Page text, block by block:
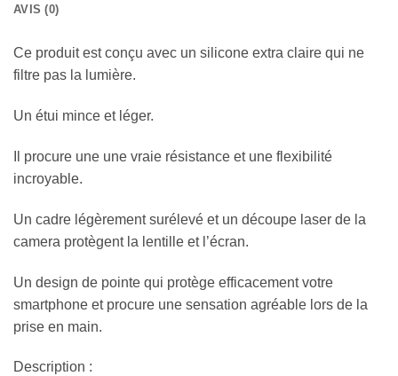
AVIS (0)
Ce produit est conçu avec un silicone extra claire qui ne
filtre pas la lumière.
Un étui mince et léger.
Il procure une une vraie résistance et une flexibilité
incroyable.
Un cadre légèrement surélevé et un découpe laser de la
camera protègent la lentille et l’écran.
Un design de pointe qui protège efficacement votre
smartphone et procure une sensation agréable lors de la
prise en main.
Description :